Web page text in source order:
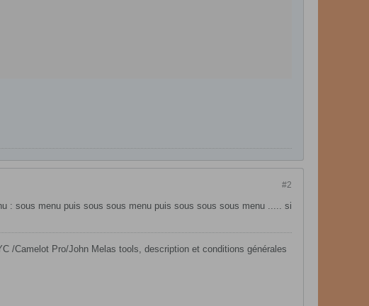
#2
: sous menu puis sous sous menu puis sous sous sous menu ..... si
/Camelot Pro/John Melas tools, description et conditions générales